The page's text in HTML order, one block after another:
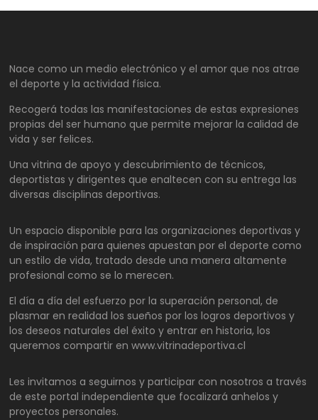
Nace como un medio electrónico y el amor que nos atrae
el deporte y la actividad física.
Recogerá todas las manifestaciones de estas expresiones
propias del ser humano que permite mejorar la calidad de
vida y ser felices.
Una vitrina de apoyo y descubrimiento de técnicos,
deportistas y dirigentes que enaltecen con su entrega las
diversas disciplinas deportivas.
Un espacio disponible para las organizaciones deportivas y
de inspiración para quienes apuestan por el deporte como
un estilo de vida, tratado desde una manera altamente
profesional como se lo merecen.
El día a día del esfuerzo por la superación personal, de
plasmar en realidad los sueños por los logros deportivos y
los deseos naturales del éxito y entrar en historia, los
queremos compartir en www.vitrinadeportiva.cl
Les invitamos a seguirnos y participar con nosotros a través
de este portal independiente que focalizará anhelos y
proyectos personales.